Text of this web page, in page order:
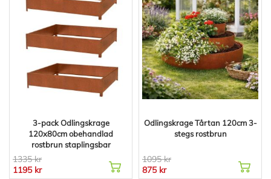
3-pack Odlingskrage
120x80cm obehandlad
rostbrun staplingsbar
1335 kr
1195 kr
Odlingskrage Tårtan 120cm 3-
stegs rostbrun
1095 kr
875 kr